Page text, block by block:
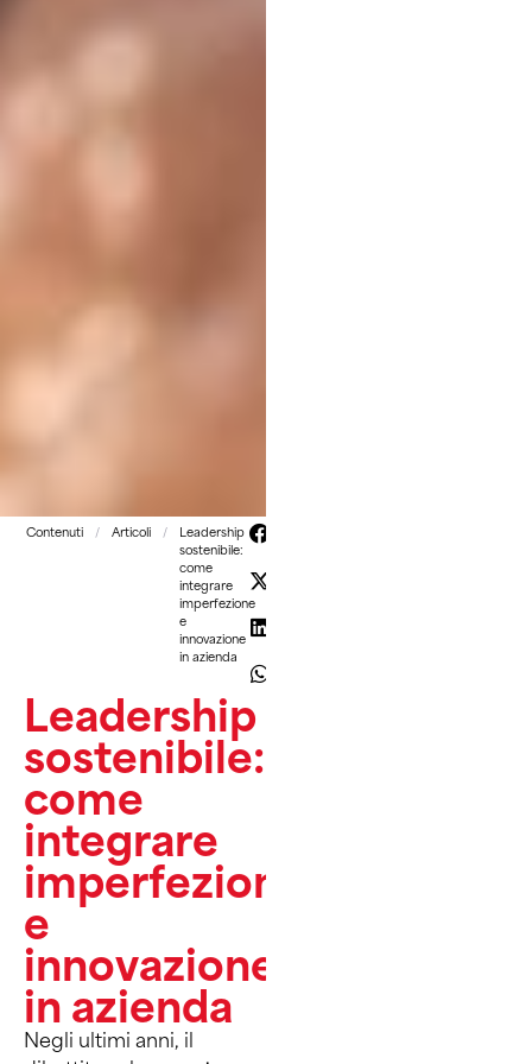
Contenuti / Articoli /
Leadership
sostenibile:
come
integrare
imperfezione
e
innovazione
in azienda
Leadership
sostenibile:
come
integrare
imperfezione
e
innovazione
in azienda
Negli ultimi anni, il